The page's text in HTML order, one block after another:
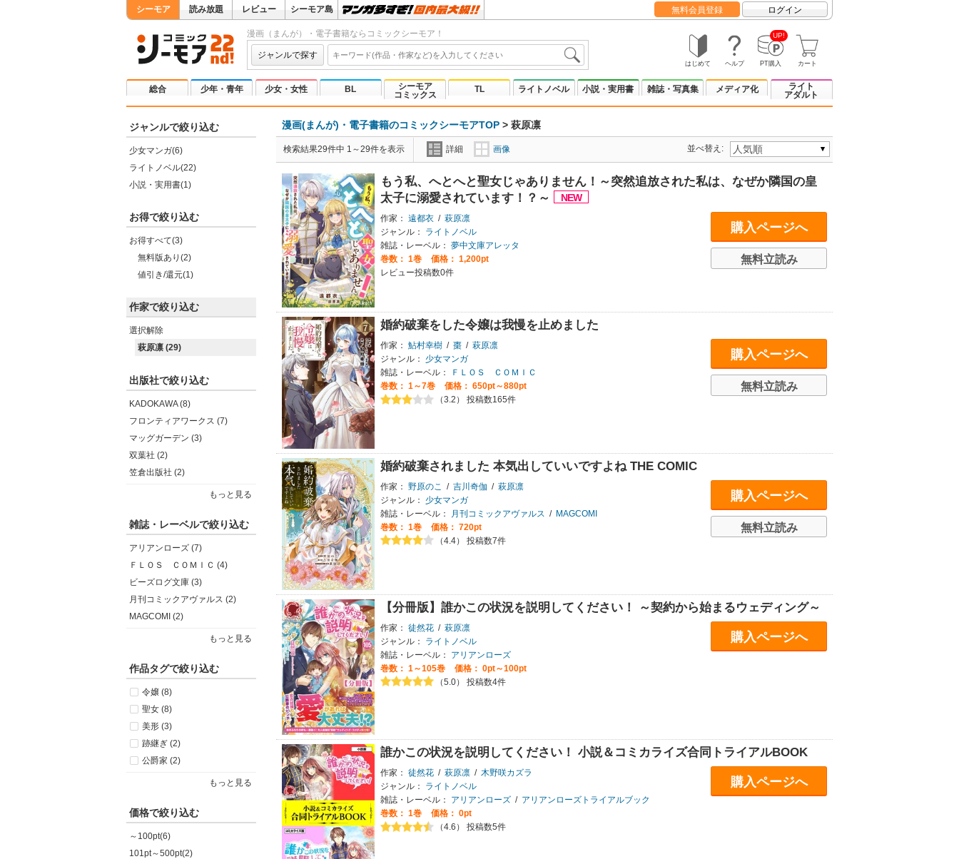
シーモア 読み放題 レビュー シーモア島 無料会員登録 ログイン
漫画（まんが）・電子書籍ならコミックシーモア！
ジャンルで探す
はじめて ヘルプ
UP!
PT購入 カート
総合 少年・青年 少女・女性 BL
シーモア
コミックス
TL ライトノベル 小説・実用書 雑誌・写真集 メディア化
ライト
アダルト
ジャンルで絞り込む
少女マンガ(6)
ライトノベル(22)
小説・実用書(1)
お得で絞り込む
お得すべて(3)
無料版あり(2)
値引き/還元(1)
作家で絞り込む
選択解除
萩原凛 (29)
出版社で絞り込む
KADOKAWA (8)
フロンティアワークス (7)
マッグガーデン (3)
双葉社 (2)
笠倉出版社 (2)
もっと見る
雑誌・レーベルで絞り込む
アリアンローズ (7)
ＦＬＯＳ ＣＯＭＩＣ (4)
ビーズログ文庫 (3)
月刊コミックアヴァルス (2)
MAGCOMI (2)
もっと見る
作品タグで絞り込む
令嬢 (8)
聖女 (8)
美形 (3)
跡継ぎ (2)
公爵家 (2)
もっと見る
価格で絞り込む
～100pt(6)
101pt～500pt(2)
漫画(まんが)・電子書籍のコミックシーモアTOP > 萩原凛
検索結果29件中 1～29件を表示 詳細 画像 並べ替え:
もう私、へとへと聖女じゃありません！～突然追放された私は、なぜか隣国の皇
太子に溺愛されています！？～
作家： 遠都衣 / 萩原凛
ジャンル：
ライトノベル
雑誌・レーベル： 夢中文庫アレッタ
巻数： 1巻
価格： 1,200pt
レビュー投稿数0件
購入ページへ
無料立読み
婚約破棄をした令嬢は我慢を止めました
作家： 鮎村幸樹 / 棗 / 萩原凛
ジャンル：
少女マンガ
雑誌・レーベル：
ＦＬＯＳ ＣＯＭＩＣ
巻数： 1～7巻
価格： 650pt～880pt
（3.2） 投稿数165件
購入ページへ
無料立読み
婚約破棄されました 本気出していいですよね THE COMIC
作家： 野原のこ / 吉川奇伽 / 萩原凛
ジャンル：
少女マンガ
雑誌・レーベル：
月刊コミックアヴァルス / MAGCOMI
巻数： 1巻
価格： 720pt
（4.4） 投稿数7件
購入ページへ
無料立読み
【分冊版】誰かこの状況を説明してください！ ～契約から始まるウェディング～
作家： 徒然花 / 萩原凛
ジャンル：
ライトノベル
雑誌・レーベル：
アリアンローズ
巻数： 1～105巻
価格： 0pt～100pt
（5.0） 投稿数4件
購入ページへ
誰かこの状況を説明してください！ 小説＆コミカライズ合同トライアルBOOK
作家： 徒然花 / 萩原凛 / 木野咲カズラ
ジャンル：
ライトノベル
雑誌・レーベル：
アリアンローズ / アリアンローズトライアルブック
巻数： 1巻
価格： 0pt
（4.6） 投稿数5件
購入ページへ